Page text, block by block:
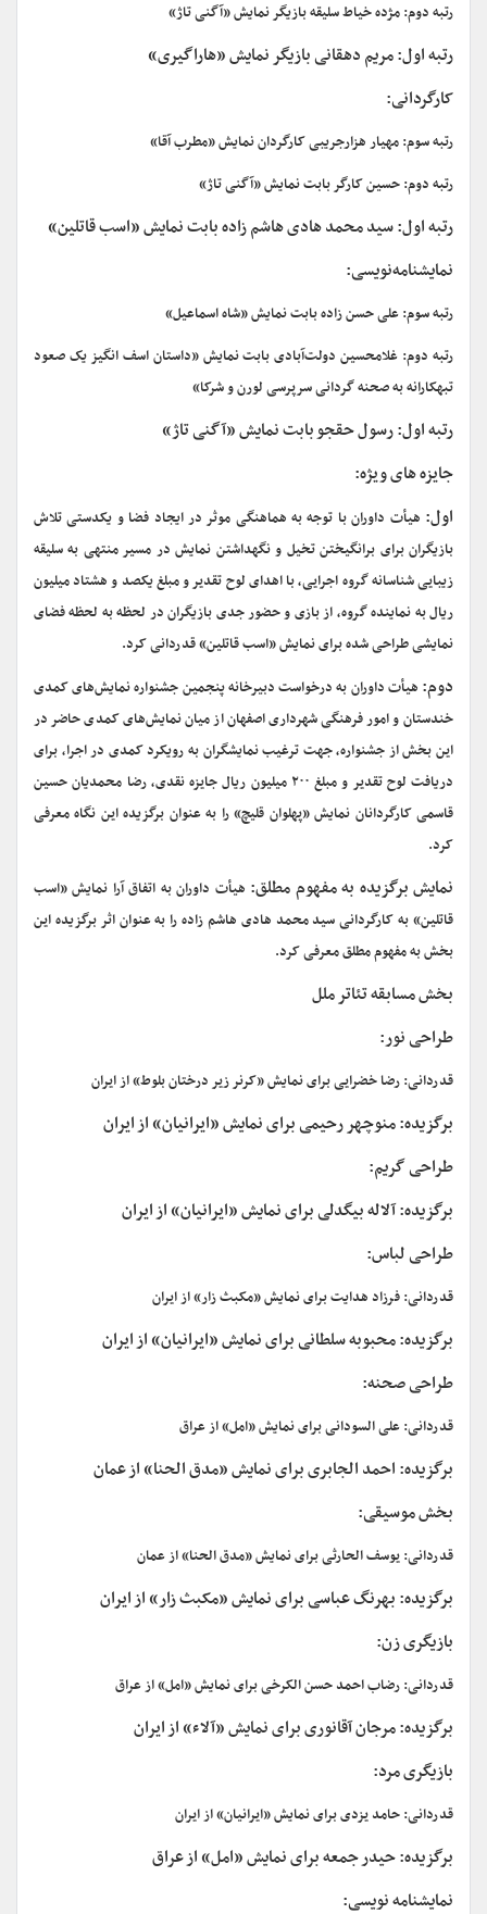
رتبه دوم: مژده خیاط سلیقه بازیگر نمایش «آگنی تاژ»
رتبه اول: مریم دهقانی بازیگر نمایش «هاراگیری»
کارگردانی:
رتبه سوم: مهیار هزارجریبی کارگردان نمایش «مطرب آقا»
رتبه دوم: حسین کارگر بابت نمایش «آگنی تاژ»
رتبه اول: سید محمد هادی هاشم زاده بابت نمایش «اسب قاتلین»
نمایشنامه‌نویسی:
رتبه سوم: علی حسن زاده بابت نمایش «شاه اسماعیل»
رتبه دوم: غلامحسین دولت‌آبادی بابت نمایش «داستان اسف انگیز یک صعود
تبهکارانه به صحنه گردانی سرپرسی لورن و شرکا»
رتبه اول: رسول حقجو بابت نمایش «آگنی تاژ»
جایزه های ویژه:
اول: هیأت داوران با توجه به هماهنگی موثر در ایجاد فضا و یکدستی تلاش
بازیگران برای برانگیختن تخیل و نگهداشتن نمایش در مسیر منتهی به سلیقه
زیبایی شناسانه گروه اجرایی، با اهدای لوح تقدیر و مبلغ یکصد و هشتاد میلیون
ریال به نماینده گروه، از بازی و حضور جدی بازیگران در لحظه به لحظه فضای
نمایشی طراحی شده برای نمایش «اسب قاتلین» قدردانی کرد.
دوم: هیأت داوران به درخواست دبیرخانه پنجمین جشنواره نمایش‌های کمدی
خندستان و امور فرهنگی شهرداری اصفهان از میان نمایش‌های کمدی حاضر در
این بخش از جشنواره، جهت ترغیب نمایشگران به رویکرد کمدی در اجرا، برای
دریافت لوح تقدیر و مبلغ ۲۰۰ میلیون ریال جایزه نقدی، رضا محمدیان حسین
قاسمی کارگردانان نمایش «پهلوان قلیچ» را به عنوان برگزیده این نگاه معرفی
کرد.
نمایش برگزیده به مفهوم مطلق: هیأت داوران به اتفاق آرا نمایش «اسب
قاتلین» به کارگردانی سید محمد هادی هاشم زاده را به عنوان اثر برگزیده این
بخش به مفهوم مطلق معرفی کرد.
بخش مسابقه تئاتر ملل
طراحی نور:
قدردانی: رضا خضرایی برای نمایش «کرنر زیر درختان بلوط» از ایران
برگزیده: منوچهر رحیمی برای نمایش «ایرانیان» از ایران
طراحی گریم:
برگزیده: آلاله بیگدلی برای نمایش «ایرانیان» از ایران
طراحی لباس:
قدردانی: فرزاد هدایت برای نمایش «مکبث زار» از ایران
برگزیده: محبوبه سلطانی برای نمایش «ایرانیان» از ایران
طراحی صحنه:
قدردانی: علی السودانی برای نمایش «امل» از عراق
برگزیده: احمد الجابری برای نمایش «مدق الحنا» از عمان
بخش موسیقی:
قدردانی: یوسف الحارثی برای نمایش «مدق الحنا» از عمان
برگزیده: بهرنگ عباسی برای نمایش «مکبث زار» از ایران
بازیگری زن:
قدردانی: رضاب احمد حسن الکرخی برای نمایش «امل» از عراق
برگزیده: مرجان آقانوری برای نمایش «آلاء» از ایران
بازیگری مرد:
قدردانی: حامد یزدی برای نمایش «ایرانیان» از ایران
برگزیده: حیدر جمعه برای نمایش «امل» از عراق
نمایشنامه نویسی: